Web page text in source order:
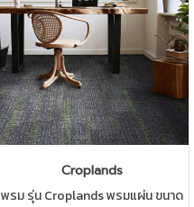
ง่าย
Croplands
พรม รุ่น Croplands พรมแผ่น ขนาด